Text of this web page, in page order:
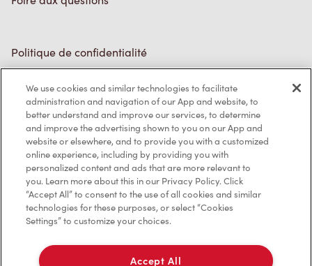
Politique de confidentialité
Marques de commerce
Accessibilité
Diagnostic
Contactez-nous
We use cookies and similar technologies to facilitate
administration and navigation of our App and website, to
better understand and improve our services, to determine
and improve the advertising shown to you on our App and
website or elsewhere, and to provide you with a customized
online experience, including by providing you with
personalized content and ads that are more relevant to
you. Learn more about this in our Privacy Policy. Click
“Accept All” to consent to the use of all cookies and similar
technologies for these purposes, or select “Cookies
Settings” to customize your choices.
Accept All